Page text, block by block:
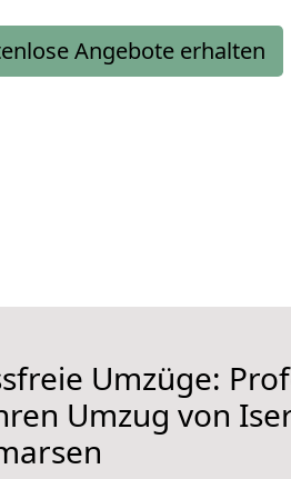
Angebote erhalten
Umzüge:
Umzug von